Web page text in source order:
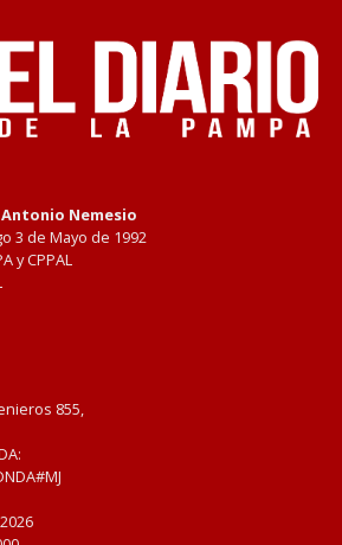
Nemesio
3 de Mayo de 1992
y CPPAL
855,